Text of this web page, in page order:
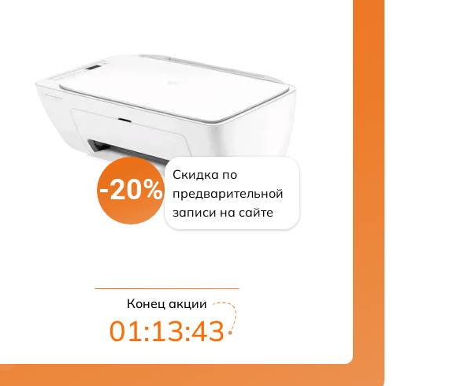
-20%
Скидка по
предварительной
записи на сайте
Конец акции
01:13:42